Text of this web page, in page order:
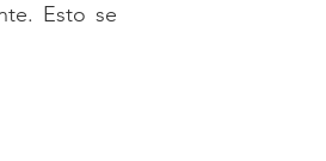
Esto se